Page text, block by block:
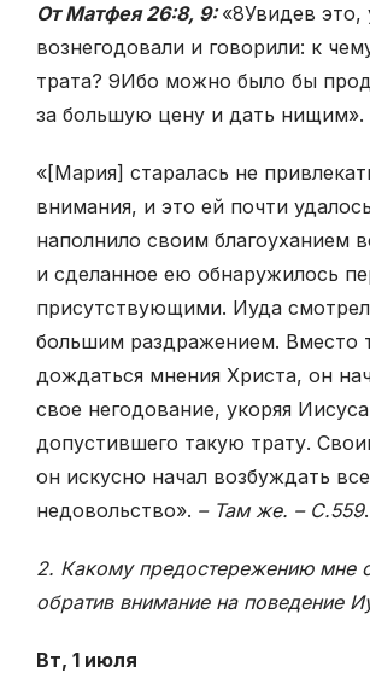
От Матфея 26:8, 9:«8Увидев это,
вознегодовали и говорили: к
трата? 9Ибо можно было бы
за большую цену и дать нищим».
«[Мария] старалась не
внимания, и это ей почти
наполнило своим благоуханием
и сделанное ею обнаружилось
присутствующими. Иуда
большим раздражением. Вместо
дождаться мнения Христа, он
свое негодование, укоряя
допустившего такую трату.
он искусно начал возбуждать
недовольство». – Там же. – С.559.
2. Какому предостережению мне
обратив внимание на поведение
Вт, 1 июля